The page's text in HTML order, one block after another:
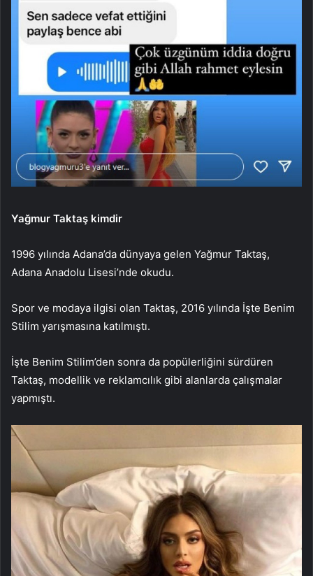
Yağmur Taktaş kimdir
1996 yılında Adana’da dünyaya gelen Yağmur Taktaş,
Adana Anadolu Lisesi’nde okudu.
Spor ve modaya ilgisi olan Taktaş, 2016 yılında İşte Benim
Stilim yarışmasına katılmıştı.
İşte Benim Stilim’den sonra da popülerliğini sürdüren
Taktaş, modellik ve reklamcılık gibi alanlarda çalışmalar
yapmıştı.